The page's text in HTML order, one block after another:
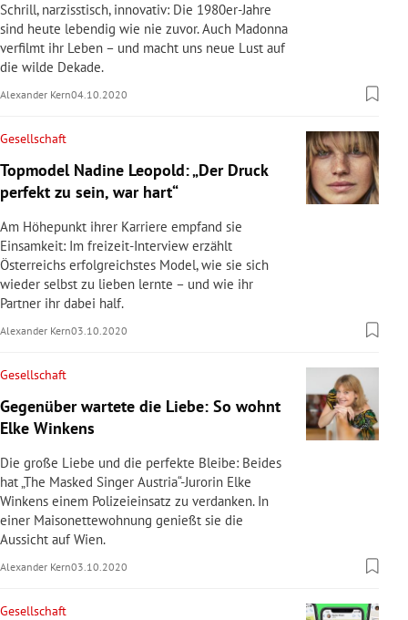
Schrill, narzisstisch, innovativ: Die 1980er-Jahre
sind heute lebendig wie nie zuvor. Auch Madonna
verfilmt ihr Leben – und macht uns neue Lust auf
die wilde Dekade.
Alexander Kern04.10.2020
Gesellschaft
Topmodel Nadine Leopold: „Der Druck
perfekt zu sein, war hart“
Am Höhepunkt ihrer Karriere empfand sie
Einsamkeit: Im freizeit-Interview erzählt
Österreichs erfolgreichstes Model, wie sie sich
wieder selbst zu lieben lernte – und wie ihr
Partner ihr dabei half.
Alexander Kern03.10.2020
Gesellschaft
Gegenüber wartete die Liebe: So wohnt
Elke Winkens
Die große Liebe und die perfekte Bleibe: Beides
hat „The Masked Singer Austria“-Jurorin Elke
Winkens einem Polizeieinsatz zu verdanken. In
einer Maisonettewohnung genießt sie die
Aussicht auf Wien.
Alexander Kern03.10.2020
Gesellschaft